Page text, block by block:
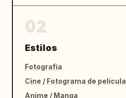
Estilos
Fotografía
Cine / Fotograma de película
Anime / Manga